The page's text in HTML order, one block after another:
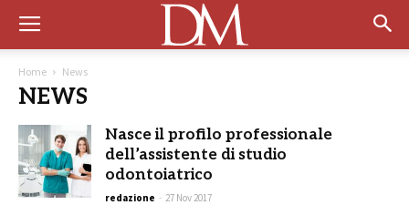
Home News
NEWS
Nasce il profilo professionale
dell’assistente di studio
odontoiatrico
redazione - 27 Nov 2017